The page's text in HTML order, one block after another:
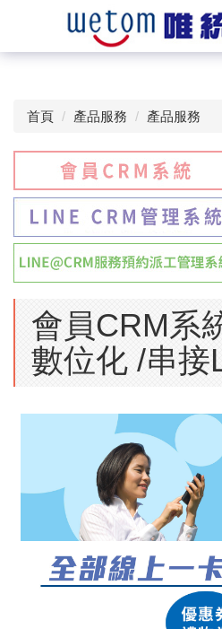
首頁 產品服務 產品服務
會員CRM系
數位化 /串接